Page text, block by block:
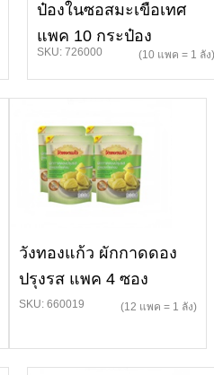
ป๋องในซอสมะเขือเทศ
แพค 10 กระป๋อง
SKU: 726000 (10 แพค = 1 ลัง)
วังทองแก้ว ผักกาดดอง
ปรุงรส แพค 4 ซอง
SKU: 660019 (12 แพค = 1 ลัง)